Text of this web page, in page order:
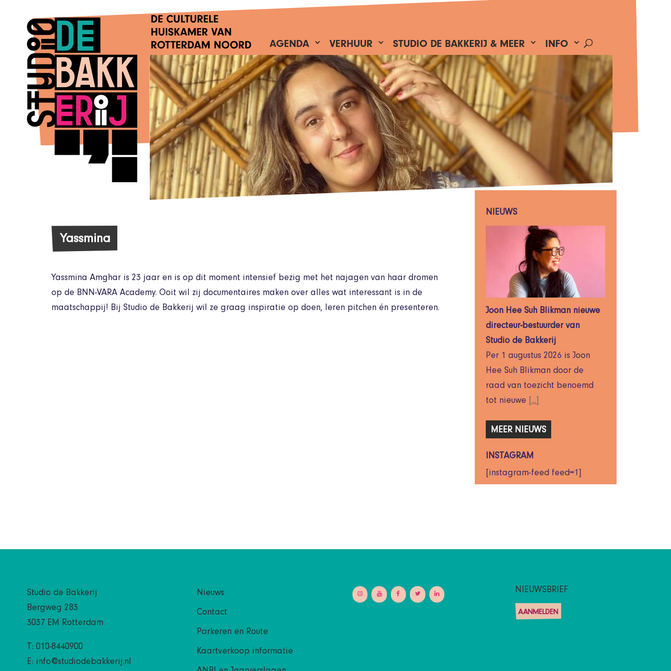
AGENDA VERHUUR STUDIO DE BAKKERIJ & MEER INFO
Yassmina
Yassmina Amghar is 23 jaar en is op dit moment intensief bezig met het najagen van haar dromen
op de BNN-VARA Academy. Ooit wil zij documentaires maken over alles wat interessant is in de
maatschappij! Bij Studio de Bakkerij wil ze graag inspiratie op doen, leren pitchen én presenteren.
NIEUWS
Joon Hee Suh Blikman nieuwe
directeur-bestuurder van
Studio de Bakkerij
Per 1 augustus 2026 is Joon
Hee Suh Blikman door de
raad van toezicht benoemd
tot nieuwe
[...]
MEER NIEUWS
INSTAGRAM
[instagram-feed feed=1]
Studio de Bakkerij
Bergweg 283
3037 EM Rotterdam
T: 010-8440900
E: info@studiodebakkerij.nl
Nieuws
Contact
Parkeren en Route
Kaartverkoop informatie
NIEUWSBRIEF
AANMELDEN